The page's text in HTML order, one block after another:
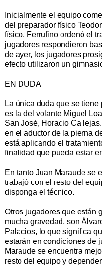
Inicialmente el equipo
del preparador físico
físico, Ferrufino ordenó el
jugadores respondieron
de ayer, los jugadores
efecto utilizaron un
EN DUDA
La única duda que se
es la del volante Miguel
San José, Horacio
en el aductor de la pierna
está aplicando el
finalidad que pueda estar
En tanto Juan Maraude se
trabajó con el resto del
disponga el técnico.
Otros jugadores que están
mucha gravedad, son
Palacios, lo que significa
estarán en condiciones de
Maraude se encuentra
resto del equipo y